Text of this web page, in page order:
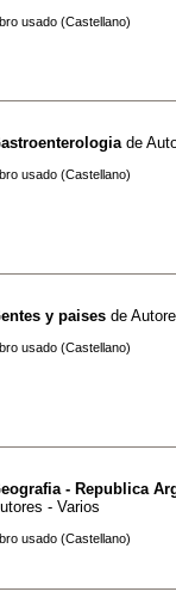
usado (Castellano)
de
usado (Castellano)
y paises de
usado (Castellano)
- Republica
- Varios
usado (Castellano)